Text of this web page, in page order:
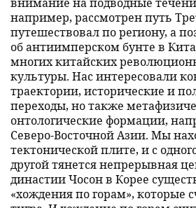
например, рассмотрен путь
путешествовал по региону, а
об антиимперском бунте в
многих китайских
культуры. Нас интересовали
траектории, исторические и
переходы, но также
онтологические формации,
Северо-Восточной Азии. Мы
тектонической плите, и с
другой тянется непрерывная
династии Чосон в Корее
«хождения по горам», которые